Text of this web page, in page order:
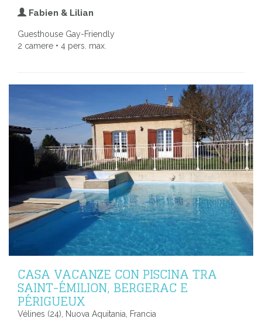
Fabien & Lilian
Guesthouse Gay-Friendly
2 camere • 4 pers. max.
CASA VACANZE CON PISCINA TRA
SAINT-ÉMILION, BERGERAC E
PÉRIGUEUX
Vélines (24), Nuova Aquitania, Francia